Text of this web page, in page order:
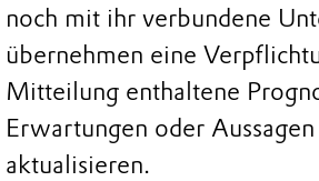
noch mit ihr verbundene
übernehmen eine
Mitteilung enthaltene
Erwartungen oder
aktualisieren.